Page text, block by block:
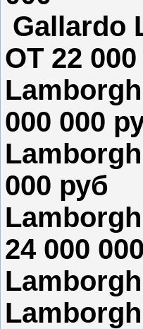
Gallardo
ОТ 22 000
000 000
000 руб
24 000